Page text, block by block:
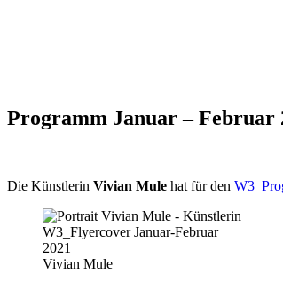
Programm Januar – Februar
Die Künstlerin Vivian Mule hat für den
Vivian Mule